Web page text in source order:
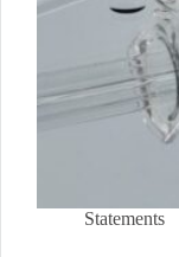
Statements